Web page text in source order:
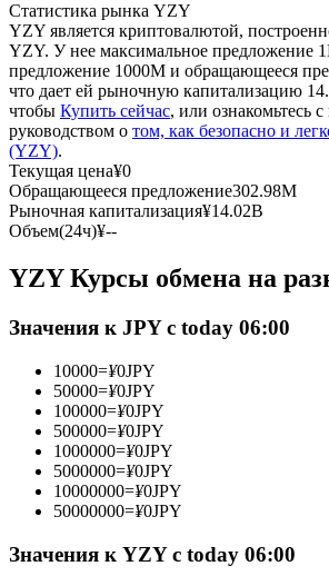
USDC фьючерсы
Фьючерсы с использованием USDC
обеспечения
Присоединяйтесь к лучшим
Станьте копи-трейдером
Статистика рынка YZY
YZY является криптовалютой,
YZY. У нее максимальное предложение
предложение 1000M и обращающееся
что дает ей рыночную капитализацию
чтобы Купить сейчас, или ознакомьтесь
руководством о том, как безопасно и
(YZY).
Текущая цена¥0
Обращающееся предложение302.98M
Рыночная капитализация¥14.02B
Объем(24ч)¥--
YZY Курсы обмена на
Значения к JPY с today 06:00
10000=¥0JPY
50000=¥0JPY
100000=¥0JPY
500000=¥0JPY
1000000=¥0JPY
5000000=¥0JPY
10000000=¥0JPY
50000000=¥0JPY
Значения к YZY с today 06:00